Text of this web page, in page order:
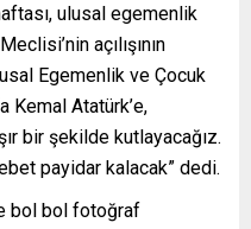
ulusal egemenlik
açılışının
Egemenlik ve Çocuk
Kemal Atatürk’e,
bir şekilde kutlayacağız.
payidar kalacak” dedi.
bol bol fotoğraf